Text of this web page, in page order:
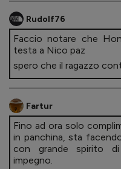
Rudolf76
Faccio notare che
testa a Nico paz
spero che il ragazzo
Fartur
Fino ad ora solo
in panchina, sta
con grande spirito
impegno.